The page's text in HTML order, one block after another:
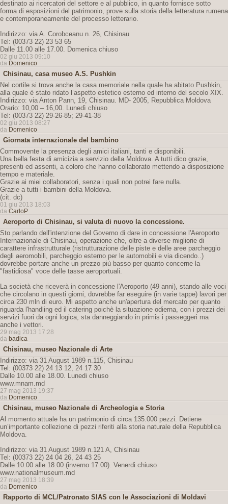
destinato ai ricercatori del settore e al pubblico, in quanto fornisce sotto
forma di esposizioni del patrimonio, prove sulla storia della letteratura rumena
e contemporaneamente del processo letterario.
Indirizzo: via A. Corobceanu n. 26, Chisinau
Tel: (00373 22) 23 53 65
Dalle 11.00 alle 17.00. Domenica chiuso
02 giu 2013 09:10
da Domenico
Chisinau, casa museo A.S. Pushkin
Nel cortile si trova anche la casa memoriale nella quale ha abitato Pushkin,
alla quale è stato ridato l’aspetto estetico esterno ed interno del secolo XIX.
Indirizzo: via Anton Pann, 19, Chisinau. MD- 2005, Repubblica Moldova
Orario: 10,00 – 16,00. Lunedì chiuso
Tel: (00373 22) 29-26-85; 29-41-38
02 giu 2013 08:27
da Domenico
Giornata internazionale del bambino
Commovente la presenza degli amici italiani, tanti e disponibili.
Una bella festa di amicizia a servizio della Moldova. A tutti dico grazie,
presenti ed assenti, a coloro che hanno collaborato mettendo a disposizione
tempo e materiale.
Grazie ai miei collaboratori, senza i quali non potrei fare nulla.
Grazie a tutti i bambini della Moldova.
(cit. dc)
01 giu 2013 18:03
da CarloP
Aeroporto di Chisinau, si valuta di nuovo la concessione.
Sto parlando dell'intenzione del Governo di dare in concessione l'Aeroporto
Internazionale di Chisinau, operazione che, oltre a diverse migliorie di
carattere infrastrutturale (ristrutturazione delle piste e delle aree parcheggio
degli aeromobili, parcheggio esterno per le automobili e via dicendo..)
dovrebbe portare anche un prezzo più basso per quanto concerne la
"fastidiosa" voce delle tasse aeroportuali.
La società che riceverà in concessione l'Aeroporto (49 anni), stando alle voci
che circolano in questi giorni, dovrebbe far eseguire (in varie tappe) lavori per
circa 230 mln di euro. Mi aspetto anche un'apertura del mercato per quanto
riguarda l'handling ed il catering poichè la situazione odierna, con i prezzi dei
servizi fuori da ogni logica, sta danneggiando in primis i passeggeri ma
anche i vettori.
29 mag 2013 17:28
da badica
Chisinau, museo Nazionale di Arte
Indirizzo: via 31 August 1989 n.115, Chisinau
Tel: (00373 22) 24 13 12, 24 17 30
Dalle 10.00 alle 18.00. Lunedi chiuso
www.mnam.md
27 mag 2013 19:37
da Domenico
Chisinau, museo Nazionale di Archeologia e Storia
Al momento attuale ha un patrimonio di circa 135.000 pezzi. Detiene
un’importante collezione di pezzi riferiti alla storia naturale della Repubblica
Moldova.
Indirizzo: via 31 August 1989 n.121 A, Chisinau
Tel: (00373 22) 24 04 26, 24 43 25
Dalle 10.00 alle 18.00 (inverno 17.00). Venerdi chiuso
www.nationalmuseum.md
27 mag 2013 18:39
da Domenico
Rapporto di MCL/Patronato SIAS con le Associazioni di Moldavi